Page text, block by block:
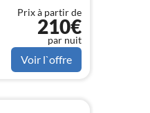
Prix à partir de
210€
par nuit
Voir l`offre